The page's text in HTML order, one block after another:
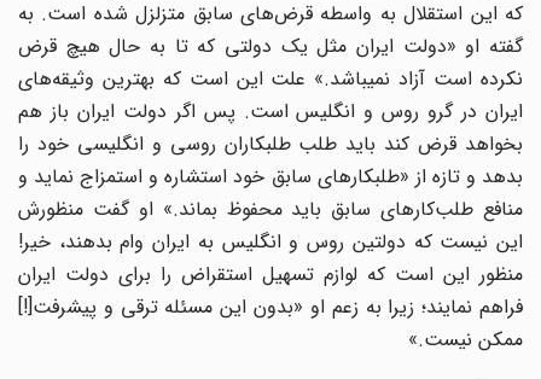
که این استقلال به واسطه قرض‌های سابق متزلزل شده است. به
گفته او «دولت ایران مثل یک دولتی که تا به حال هیچ قرض
نکرده است آزاد نمی‎باشد.» علت این است که بهترین وثیقه‌های
ایران در گرو روس و انگلیس است. پس اگر دولت ایران باز هم
بخواهد قرض کند باید طلب طلبکاران روسی و انگلیسی خود را
بدهد و تازه از «طلبکارهای سابق خود استشاره و استمزاج نماید و
منافع طلب‌کارهای سابق باید محفوظ بماند.» او گفت منظورش
این نیست که دولتین روس و انگلیس به ایران وام بدهند، خیر!
منظور این است که لوازم تسهیل استقراض را برای دولت ایران
فراهم نمایند؛ زیرا به زعم او «بدون این مسئله ترقی و پیشرفت[!]
ممکن نیست.»